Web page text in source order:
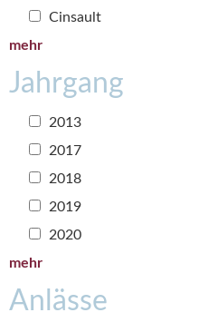
Cinsault
mehr
Jahrgang
2013
2017
2018
2019
2020
mehr
Anlässe